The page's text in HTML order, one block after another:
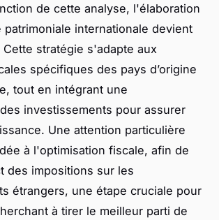
de cette analyse, l'élaboration
patrimoniale internationale devient
stratégie s'adapte aux
spécifiques des pays d’origine
tout en intégrant une
investissements pour assurer
Une attention particulière
à l'optimisation fiscale, afin de
des impositions sur les
étrangers, une étape cruciale pour
à tirer le meilleur parti de